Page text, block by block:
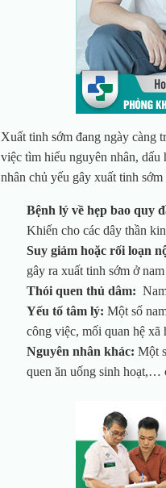
Xuất tinh sớm đang ngày càng
việc tìm hiểu nguyên nhân, dấu
nhân chủ yếu gây xuất tinh sớm
Bệnh lý về hẹp bao quy
Khiến cho các dây thần
Suy giảm hoặc rối loạn
gây ra xuất tinh sớm ở
Thói quen thủ dâm:
Yếu tố tâm lý: Một số
công việc, mối quan hệ
Nguyên nhân khác: Một
quen ăn uống sinh hoạt,…